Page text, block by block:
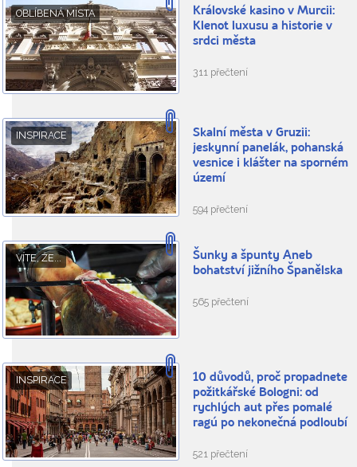
OBLÍBENÁ MÍSTA
Královské kasino v Murcii:
Klenot luxusu a historie v
srdci města
311 přečtení
INSPIRACE
Skalní města v Gruzii:
jeskynní panelák, pohanská
vesnice i klášter na sporném
území
594 přečtení
VÍTE, ŽE...
Šunky a špunty Aneb
bohatství jižního Španělska
565 přečtení
INSPIRACE
10 důvodů, proč propadnete
požitkářské Bologni: od
rychlých aut přes pomalé
ragú po nekonečná podloubí
521 přečtení